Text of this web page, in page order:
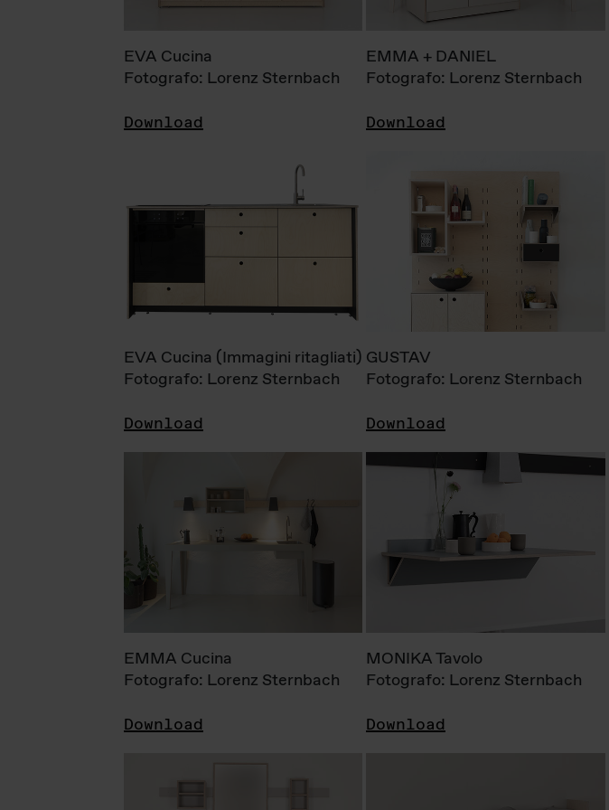
EVA Cucina
Fotografo: Lorenz Sternbach
Download
EMMA + DANIEL
Fotografo: Lorenz Sternbach
Download
EVA Cucina (Immagini ritagliati)
Fotografo: Lorenz Sternbach
Download
GUSTAV
Fotografo: Lorenz Sternbach
Download
EMMA Cucina
Fotografo: Lorenz Sternbach
Download
MONIKA Tavolo
Fotografo: Lorenz Sternbach
Download